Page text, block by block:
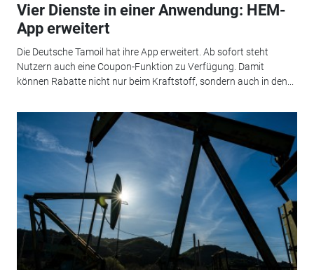
Vier Dienste in einer Anwendung: HEM-
App erweitert
Die Deutsche Tamoil hat ihre App erweitert. Ab sofort steht
Nutzern auch eine Coupon-Funktion zu Verfügung. Damit
können Rabatte nicht nur beim Kraftstoff, sondern auch in den...